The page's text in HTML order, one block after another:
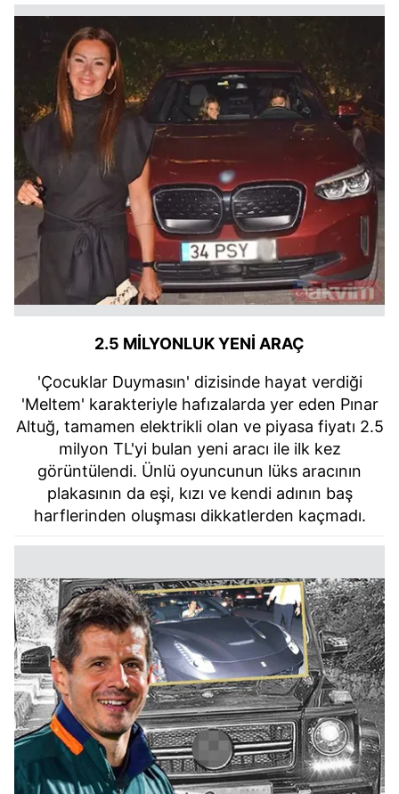
2.5 MİLYONLUK YENİ ARAÇ
'Çocuklar Duymasın' dizisinde hayat verdiği
'Meltem' karakteriyle hafızalarda yer eden Pınar
Altuğ, tamamen elektrikli olan ve piyasa fiyatı 2.5
milyon TL'yi bulan yeni aracı ile ilk kez
görüntülendi. Ünlü oyuncunun lüks aracının
plakasının da eşi, kızı ve kendi adının baş
harflerinden oluşması dikkatlerden kaçmadı.